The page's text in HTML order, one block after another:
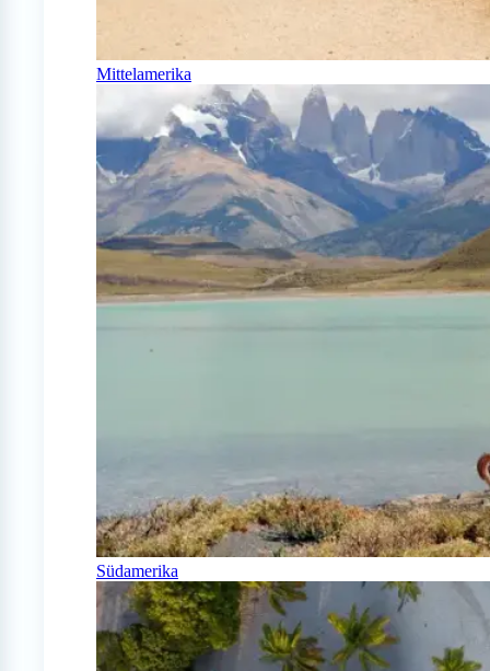
Mittelamerika
Südamerika